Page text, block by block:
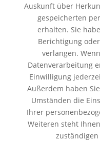
Auskunft über
gespeicherten
erhalten. Sie
Berichtigung
verlangen.
Datenverarbeitung
Einwilligung
Außerdem haben
Umständen die
Ihrer
Weiteren steht